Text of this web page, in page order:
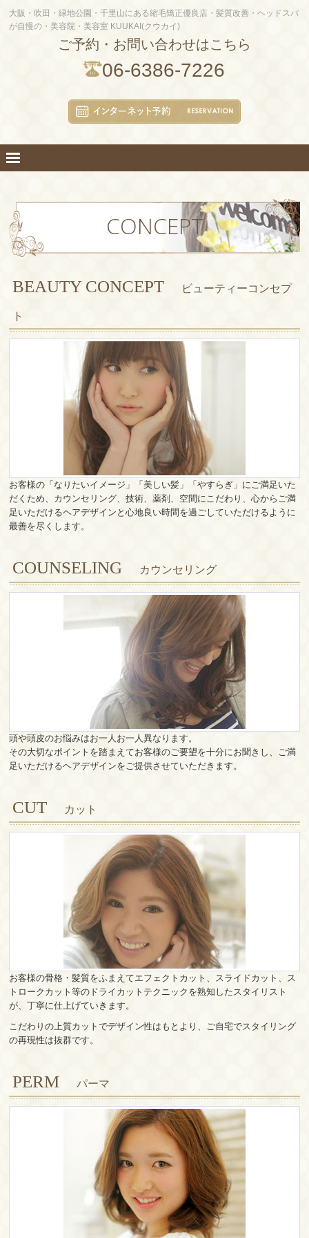
大阪・吹田・緑地公園・千里山にある縮毛矯正優良店・髪質改善・ヘッドスパ
が自慢の・美容院・美容室 KUUKAI(クウカイ)
ご予約・お問い合わせはこちら
06-6386-7226
CONCEPT
BEAUTY CONCEPT ビューティーコンセプ
ト
お客様の「なりたいイメージ」「美しい髪」「やすらぎ」にご満足いた
だくため、カウンセリング、技術、薬剤、空間にこだわり、心からご満
足いただけるヘアデザインと心地良い時間を過ごしていただけるように
最善を尽くします。
COUNSELING カウンセリング
頭や頭皮のお悩みはお一人お一人異なります。
その大切なポイントを踏まえてお客様のご要望を十分にお聞きし、ご満
足いただけるヘアデザインをご提供させていただきます。
CUT カット
お客様の骨格・髪質をふまえてエフェクトカット、スライドカット、ス
トロークカット等のドライカットテクニックを熟知したスタイリスト
が、丁寧に仕上げていきます。
こだわりの上質カットでデザイン性はもとより、ご自宅でスタイリング
の再現性は抜群です。
PERMパーマ